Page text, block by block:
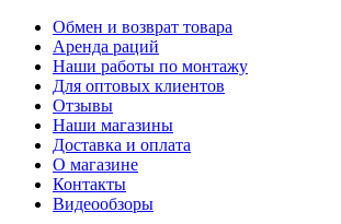
Обмен и возврат товара
Аренда раций
Наши работы по монтажу
Для оптовых клиентов
Отзывы
Наши магазины
Доставка и оплата
О магазине
Контакты
Видеообзоры